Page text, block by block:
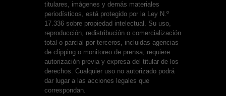
titulares, imágenes y demás materiales
periodísticos, está protegido por la Ley N.º
17.336 sobre propiedad intelectual. Su uso,
reproducción, redistribución o comercialización
total o parcial por terceros, incluidas agencias
de clipping o monitoreo de prensa, requiere
autorización previa y expresa del titular de los
derechos. Cualquier uso no autorizado podrá
dar lugar a las acciones legales que
correspondan.